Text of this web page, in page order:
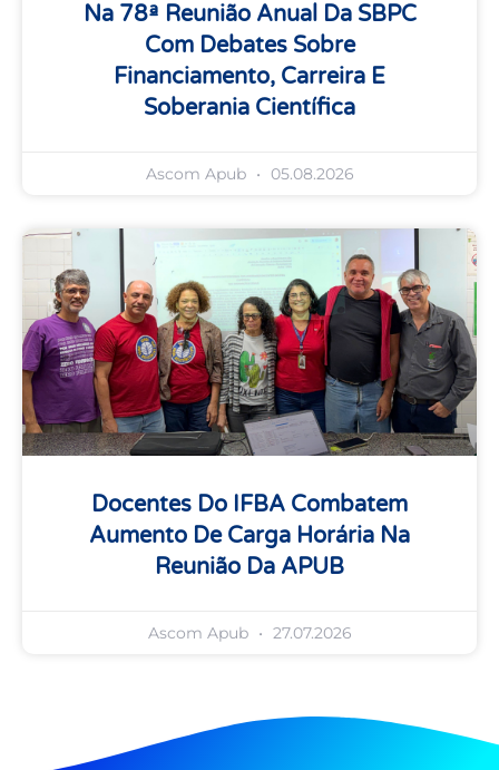
Na 78ª Reunião Anual Da SBPC
Com Debates Sobre
Financiamento, Carreira E
Soberania Científica
Ascom Apub 05.08.2026
Docentes Do IFBA Combatem
Aumento De Carga Horária Na
Reunião Da APUB
Ascom Apub 27.07.2026